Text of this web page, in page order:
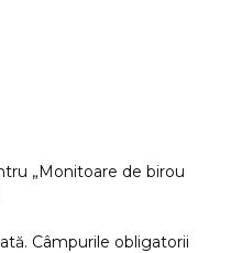
„Monitoare de birou
Câmpurile obligatorii